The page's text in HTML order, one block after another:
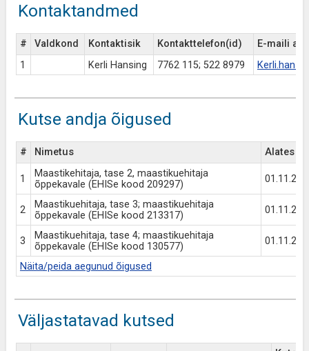
Kontaktandmed
# Valdkond Kontaktisik Kontakttelefon(id)
E-maili
1
Kerli Hansing 7762 115; 522 8979
Kutse andja õigused
# Nimetus Alates
1
Maastikehitaja, tase 2, maastikuehitaja
õppekavale (EHISe kood 209297)
2
Maastikuehitaja, tase 3; maastikuehitaja
õppekavale (EHISe kood 213317)
3
Maastikuehitaja, tase 4; maastikuehitaja
õppekavale (EHISe kood 130577)
Näita/peida aegunud õigused
Väljastatavad kutsed